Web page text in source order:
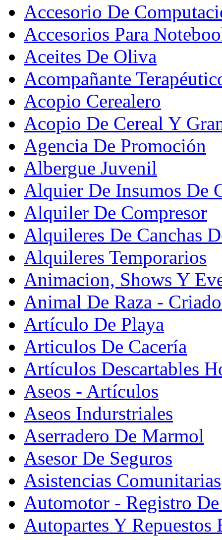
Accesorio De
Accesorios Para
Aceites De Oliva
Acompañante
Acopio Cerealero
Acopio De Cereal Y
Agencia De Promoción
Albergue Juvenil
Alquier De Insumos De
Alquiler De Compresor
Alquileres De Canchas
Alquileres Temporarios
Animacion, Shows Y
Animal De Raza -
Artículo De Playa
Articulos De Cacería
Artículos Descartables
Aseos - Artículos
Aseos Indurstriales
Aserradero De Marmol
Asesor De Seguros
Asistencias Comunitarias
Automotor - Registro
Autopartes Y Repuestos